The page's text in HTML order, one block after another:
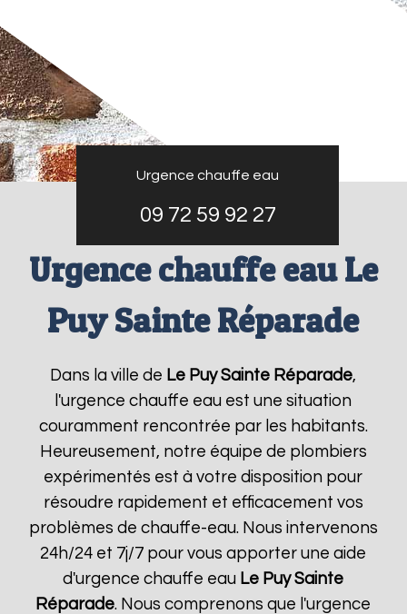
Urgence chauffe eau
09 72 59 92 27
Urgence chauffe eau Le
Puy Sainte Réparade
Dans la ville de Le Puy Sainte Réparade,
l'urgence chauffe eau est une situation
couramment rencontrée par les habitants.
Heureusement, notre équipe de plombiers
expérimentés est à votre disposition pour
résoudre rapidement et efficacement vos
problèmes de chauffe-eau. Nous intervenons
24h/24 et 7j/7 pour vous apporter une aide
d'urgence chauffe eau Le Puy Sainte
Réparade. Nous comprenons que l'urgence